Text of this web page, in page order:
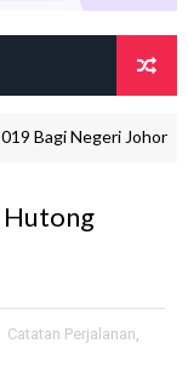
Bagi Negeri Johor
Hutong
Catatan Perjalanan,